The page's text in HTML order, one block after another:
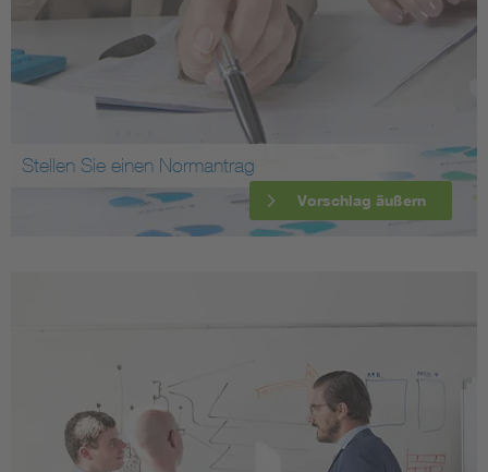
Stellen Sie einen Normantrag
Vorschlag äußern